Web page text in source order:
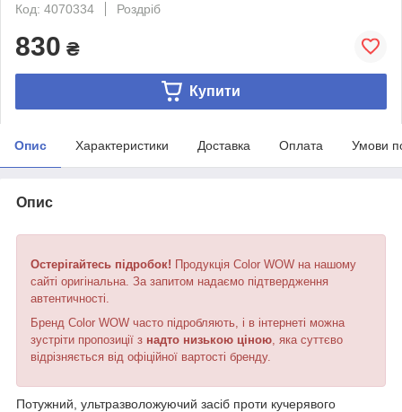
Код: 4070334
Роздріб
830 ₴
Купити
Опис Характеристики Доставка Оплата Умови
Опис
Остерігайтесь підробок! Продукція Color WOW на нашому
сайті оригінальна. За запитом надаємо підтвердження
автентичності.
Бренд Color WOW часто підробляють, і в інтернеті можна
зустріти пропозиції з надто низькою ціною , яка суттєво
відрізняється від офіційної вартості бренду.
Потужний, ультразволожуючий засіб проти кучерявого